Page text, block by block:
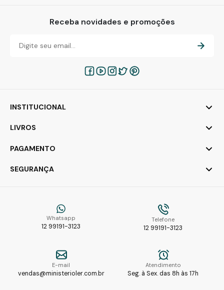
Receba novidades e promoções
Whatsapp
12 99191-3123
Telefone
12 99191-3123
E-mail
vendas@ministerioler.com.br
Atendimento
Seg. à Sex. das 8h às 17h
INSTITUCIONAL
LIVROS
PAGAMENTO
SEGURANÇA